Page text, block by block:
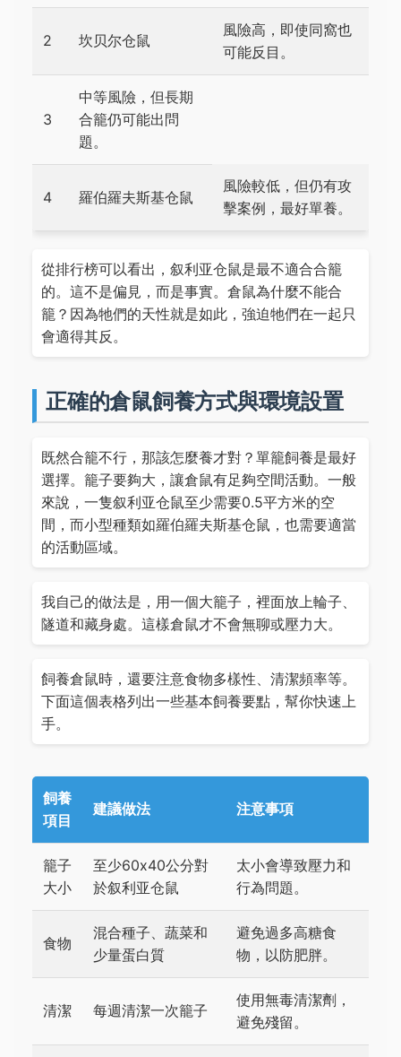
2 坎贝尔仓鼠
風險高，即使同窩也
可能反目。
3
中等風險，但長期
合籠仍可能出問
題。
4 羅伯羅夫斯基仓鼠
風險較低，但仍有攻
擊案例，最好單養。
從排行榜可以看出，叙利亚仓鼠是最不適合合籠
的。這不是偏見，而是事實。倉鼠為什麼不能合
籠？因為牠們的天性就是如此，強迫牠們在一起只
會適得其反。
正確的倉鼠飼養方式與環境設置
既然合籠不行，那該怎麼養才對？單籠飼養是最好
選擇。籠子要夠大，讓倉鼠有足夠空間活動。一般
來說，一隻叙利亚仓鼠至少需要0.5平方米的空
間，而小型種類如羅伯羅夫斯基仓鼠，也需要適當
的活動區域。
我自己的做法是，用一個大籠子，裡面放上輪子、
隧道和藏身處。這樣倉鼠才不會無聊或壓力大。
飼養倉鼠時，還要注意食物多樣性、清潔頻率等。
下面這個表格列出一些基本飼養要點，幫你快速上
手。
飼養
項目
建議做法 注意事項
籠子
大小
至少60x40公分對
於叙利亚仓鼠
太小會導致壓力和
行為問題。
食物
混合種子、蔬菜和
少量蛋白質
避免過多高糖食
物，以防肥胖。
清潔 每週清潔一次籠子
使用無毒清潔劑，
避免殘留。